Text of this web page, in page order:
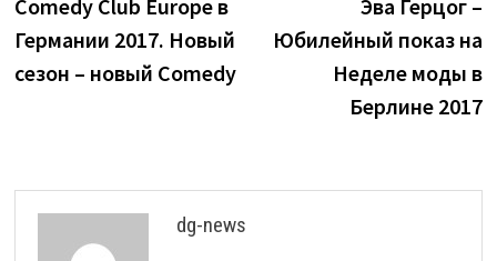
Navigation
Comedy Club Europe в
Германии 2017. Новый
сезон – новый Comedy
Эва Герцог –
Юбилейный показ на
Неделе моды в
Берлине 2017
dg-news